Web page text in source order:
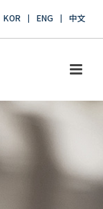
KOR ENG 中文